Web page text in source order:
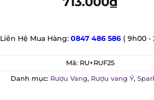
Liên Hệ Mua Hàng:0847 486 586 ( 9h00 -
Mã:RU+RUF25
Danh mục:Rượu Vang,Rượu vang Ý,